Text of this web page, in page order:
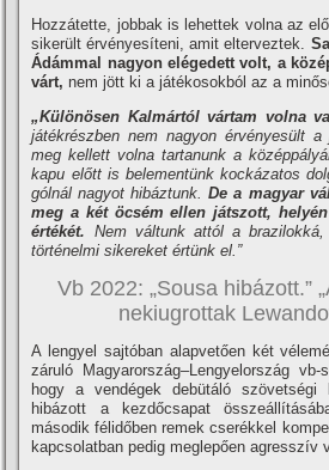
Hozzátette, jobbak is lehettek volna az
sikerült érvényesíteni, amit elterveztek.
Ádámmal nagyon elégedett volt, a
várt, nem jött ki a játékosokból az a
„Különösen Kalmártól vártam volna
játékrészben nem nagyon érvényesült
meg kellett volna tartanunk a
kapu előtt is belementünk kockázatos
gólnál nagyot hibáztunk. De a magyar
meg a két öcsém ellen játszott,
értékét. Nem váltunk attól a
történelmi sikereket értünk el.”
Vb 2022: „Sousa hibázott.”
nekiugrottak
A lengyel sajtóban alapvetően két
záruló Magyarország–Lengyelország
hogy a vendégek debütáló szövetségi
hibázott a kezdőcsapat
második félidőben remek cserékkel
kapcsolatban pedig meglepően agresszív